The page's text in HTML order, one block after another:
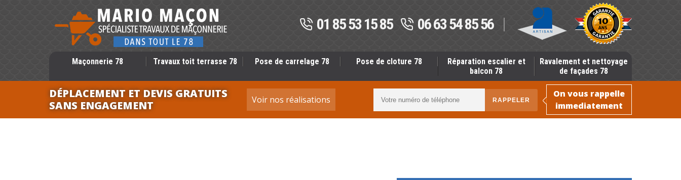
01 85 53 15 85 06 63 54 85 56
Maçonnerie 78 Travaux toit terrasse 78 Pose de carrelage 78 Pose de cloture 78
Réparation escalier et
balcon 78
Ravalement et nettoyage
de façades 78
DÉPLACEMENT ET DEVIS GRATUITS
SANS ENGAGEMENT
Voir nos réalisations
On vous rappelle
immediatement